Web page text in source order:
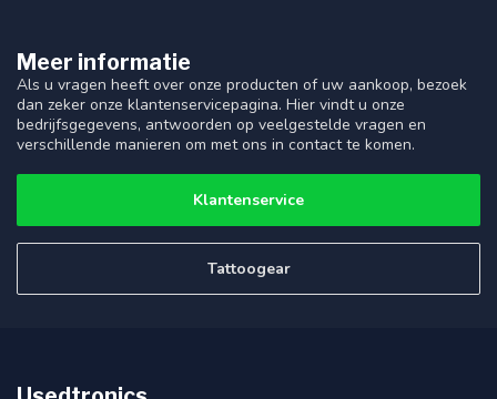
Meer informatie
Als u vragen heeft over onze producten of uw aankoop, bezoek
dan zeker onze klantenservicepagina. Hier vindt u onze
bedrijfsgegevens, antwoorden op veelgestelde vragen en
verschillende manieren om met ons in contact te komen.
Klantenservice
Tattoogear